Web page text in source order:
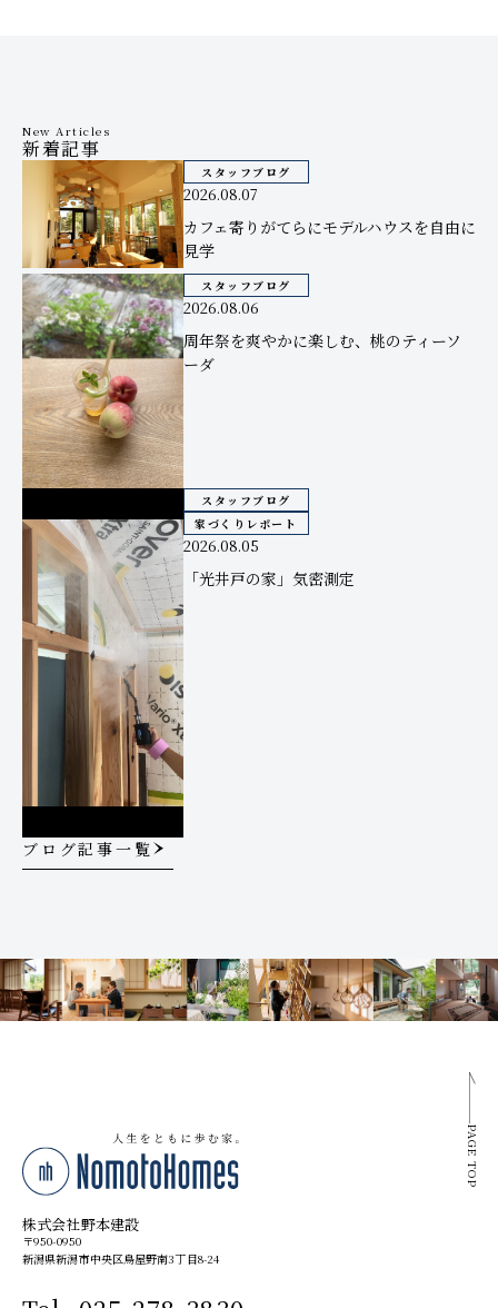
New Articles
新着記事
ブログ記事一覧
スタッフブログ
2026.08.07
カフェ寄りがてらにモデルハウスを自由に
見学
スタッフブログ
2026.08.06
周年祭を爽やかに楽しむ、桃のティーソ
ーダ
スタッフブログ
家づくりレポート
2026.08.05
「光井戸の家」気密測定
株式会社野本建設
〒950-0950
新潟県新潟市中央区鳥屋野南3丁目8-24
PAGE TOP